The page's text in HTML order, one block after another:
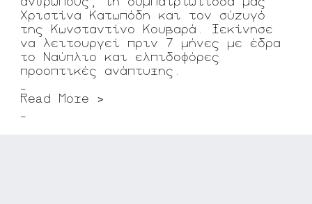
ανθρώπους, τη συμπατριώτισσά μας
Χριστίνα Κατωπόδη και τον σύζυγό
της Κωνσταντίνο Κουβαρά. Ξεκίνησε
να λειτουργεί πριν 7 μήνες με έδρα
το Ναύπλιο και ελπιδοφόρες
προοπτικές ανάπτυξης.
Read More >